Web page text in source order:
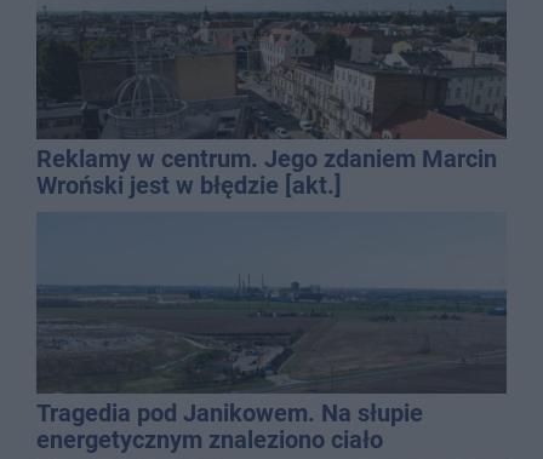
Reklamy w centrum. Jego zdaniem Marcin
Wroński jest w błędzie [akt.]
Tragedia pod Janikowem. Na słupie
energetycznym znaleziono ciało